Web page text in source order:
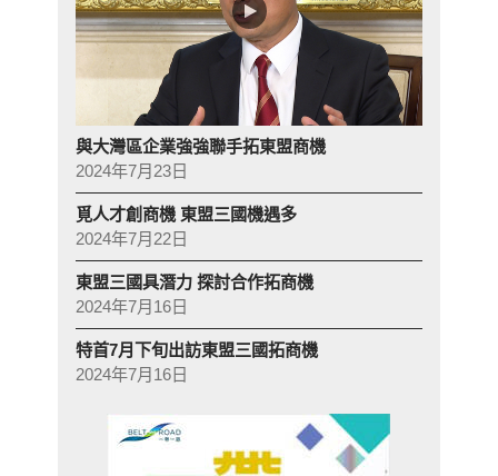
與大灣區企業強強聯手拓東盟商機
2024年7月23日
覓人才創商機 東盟三國機遇多
2024年7月22日
東盟三國具潛力 探討合作拓商機
2024年7月16日
特首7月下旬出訪東盟三國拓商機
2024年7月16日